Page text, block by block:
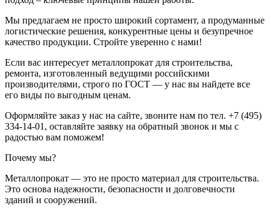
Мы предлагаем не просто широкий сортамент, а продуманные
логистические решения, конкурентные цены и безупречное
качество продукции. Стройте уверенно с нами!
Если вас интересует металлопрокат для строительства,
ремонта, изготовленный ведущими российскими
производителями, строго по ГОСТ — у нас вы найдете все
его виды по выгодным ценам.
Оформляйте заказ у нас на сайте, звоните нам по тел. +7 (495)
334-14-01, оставляйте заявку на обратный звонок и мы с
радостью вам поможем!
Почему мы?
Металлопрокат — это не просто материал для строительства.
Это основа надежности, безопасности и долговечности
зданий и сооружений.